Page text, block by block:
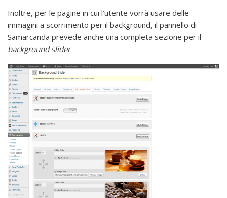
Inoltre, per le pagine in cui l’utente vorrà usare delle
immagini a scorrimento per il background, il pannello di
Samarcanda prevede anche una completa sezione per il
background slider.